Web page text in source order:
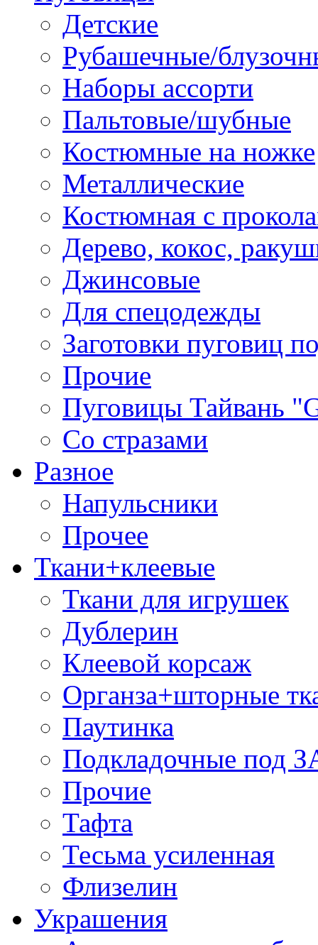
Детские
Рубашечные/
Наборы ассорти
Пальтовые/шубные
Костюмные на ножке
Металлические
Костюмная с
Дерево, кокос,
Джинсовые
Для спецодежды
Заготовки пуговиц
Прочие
Пуговицы Тайвань
Со стразами
Разное
Напульсники
Прочее
Ткани+клеевые
Ткани для игрушек
Дублерин
Клеевой корсаж
Органза+шторные
Паутинка
Подкладочные под
Прочие
Тафта
Тесьма усиленная
Флизелин
Украшения